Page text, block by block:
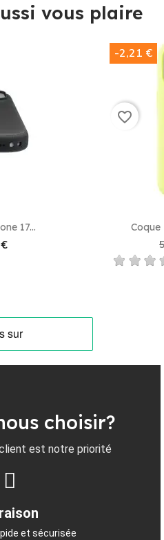
vous plaire
17... Coque
-2,21 €
favorite_border
choisir?
est notre priorité
et sécurisée